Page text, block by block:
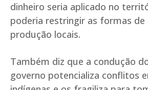
dinheiro seria aplicado no
poderia restringir as formas de
produção locais.
Também diz que a condução
governo potencializa conflitos